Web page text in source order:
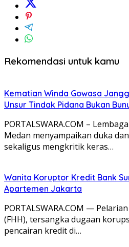
Rekomendasi untuk kamu
Kematian Winda Gowasa
Unsur Tindak Pidana Bukan
PORTALSWARA.COM –
Medan menyampaikan duka
sekaligus mengkritik keras…
Wanita Koruptor Kredit Bank
Apartemen Jakarta
PORTALSWARA.COM —
(FHH), tersangka dugaan
pencairan kredit di…